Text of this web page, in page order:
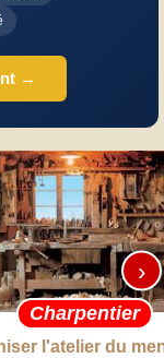
→
Charpentier
l'atelier du
›